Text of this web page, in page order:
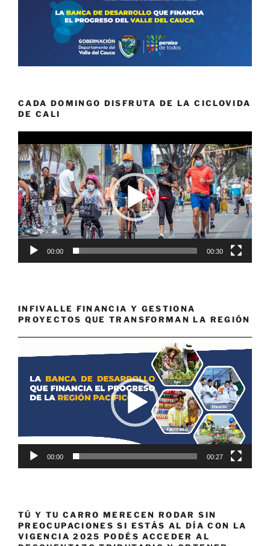
CADA DOMINGO DISFRUTA DE LA CICLOVIDA
DE CALI
de
vídeo
00:00 00:30
INFIVALLE FINANCIA Y GESTIONA
PROYECTOS QUE TRANSFORMAN LA REGIÓN
de
00:00 00:27
TÚ Y TU CARRO MERECEN RODAR SIN
PREOCUPACIONES SI ESTÁS AL DÍA CON LA
VIGENCIA 2025 PODÉS ACCEDER AL